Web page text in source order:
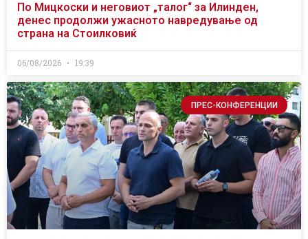
По Мицкоски и неговиот „талог“ за Илинден,
денес продолжи ужасното навредување од
страна на Стоилковиќ
06/08/2026 19:39
ПРЕС-КОНФЕРЕНЦИИ